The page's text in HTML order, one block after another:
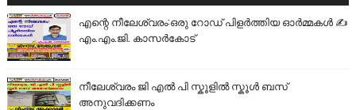
എന്റെ നീലേശ്വരം:ഒരു റോഡ് പിളർത്തിയ ഓർമ്മകൾ ✍️
എം.എം.ജി. കാസർകോട്
നീലേശ്വരം ജി എൽ പി സ്കൂളിൽ സ്കൂൾ ബസ്
അനുവദിക്കണം